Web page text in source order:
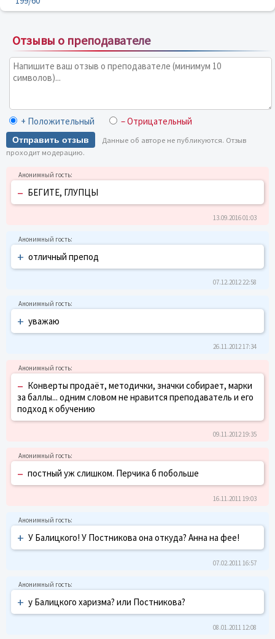
Отзывы о преподавателе
+ Положительный – Отрицательный
Отправить отзыв
Данные об авторе не публикуются. Отзыв
проходит модерацию.
– БЕГИТЕ, ГЛУПЦЫ
13.09.2016 01:03
+ отличный препод
07.12.2012 22:58
+ уважаю
26.11.2012 17:34
– Конверты продаёт, методички, значки собирает, марки
за баллы... одним словом не нравится преподаватель и его
подход к обучению
09.11.2012 19:35
– постный уж слишком. Перчика б побольше
16.11.2011 19:03
+ У Балицкого! У Постникова она откуда? Анна на фее!
07.02.2011 16:57
+ у Балицкого харизма? или Постникова?
08.01.2011 12:08